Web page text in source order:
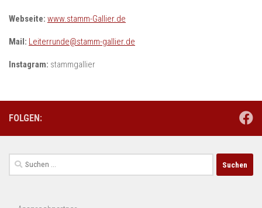
Webseite: www.stamm-Gallier.de
Mail: Leiterrunde@stamm-gallier.de
Instagram: stammgallier
FOLGEN:
Suchen
nach: